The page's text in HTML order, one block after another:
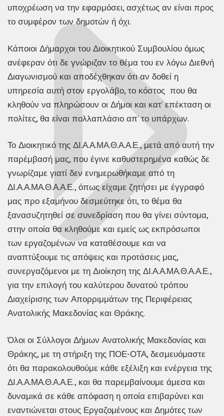
υποχρέωση να την εφαρμόσει, ασχέτως αν είναι προς
το συμφέρον των δημοτών ή όχι.
Κάποιοι Δήμαρχοι του Διοικητικού Συμβουλίου όμως
ανέφεραν ότι δε γνώριζαν το θέμα του εν λόγω Διεθνή
Διαγωνισμού και αποδέχθηκαν ότι αν δοθεί η
υπηρεσία αυτή στον εργολάβο, το κόστος που θα
κληθούν να πληρώσουν οι Δήμοι και κατ’ επέκταση οι
πολίτες, θα είναι πολλαπλάσιο απ’ το υπάρχων.
Το Διοικητικό της ΔΙ.Α.Α.ΜΑ.Θ.Α.Α.Ε., μετά από αυτή την
παρέμβασή μας, που έγινε καθυστερημένα καθώς δε
γνωρίζαμε γιατί δεν ενημερωθήκαμε από τη
ΔΙ.Α.Α.ΜΑ.Θ.Α.Α.Ε., όπως είχαμε ζητήσει με έγγραφό
μας προ εξαμήνου δεσμεύτηκε ότι, το θέμα θα
ξανασυζητηθεί σε συνεδρίαση που θα γίνει σύντομα,
στην οποία θα κληθούμε και εμείς ως εκπρόσωποι
των εργαζομένων να καταθέσουμε και να
αναπτύξουμε τις απόψεις και προτάσεις μας,
συνεργαζόμενοι με τη Διοίκηση της ΔΙ.Α.Α.ΜΑ.Θ.Α.Α.Ε.,
για την επιλογή του καλύτερου δυνατού τρόπου
Διαχείρισης των Απορριμμάτων της Περιφέρειας
Ανατολικής Μακεδονίας και Θράκης.
Όλοι οι Σύλλογοι Δήμων Ανατολικής Μακεδονίας και
Θράκης, με τη στήριξη της ΠΟΕ-ΟΤΑ, δεσμευόμαστε
ότι θα παρακολουθούμε κάθε εξέλιξη και ενέργεια της
ΔΙ.Α.Α.ΜΑ.Θ.Α.Α.Ε., και θα παρεμβαίνουμε άμεσα και
δυναμικά σε κάθε απόφαση η οποία επιβαρύνει και
εναντιώνεται στους Εργαζομένους και Δημότες των